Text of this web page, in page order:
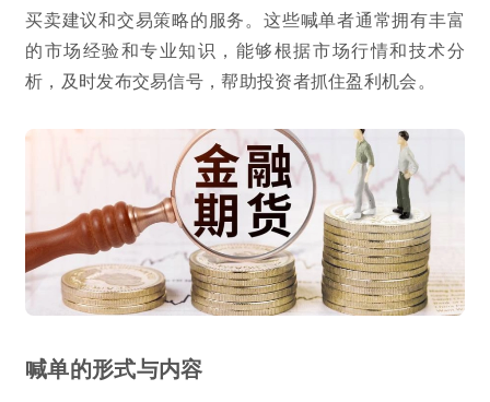
买卖建议和交易策略的服务。这些喊单者通常拥有丰富
的市场经验和专业知识，能够根据市场行情和技术分
析，及时发布交易信号，帮助投资者抓住盈利机会。
喊单的形式与内容